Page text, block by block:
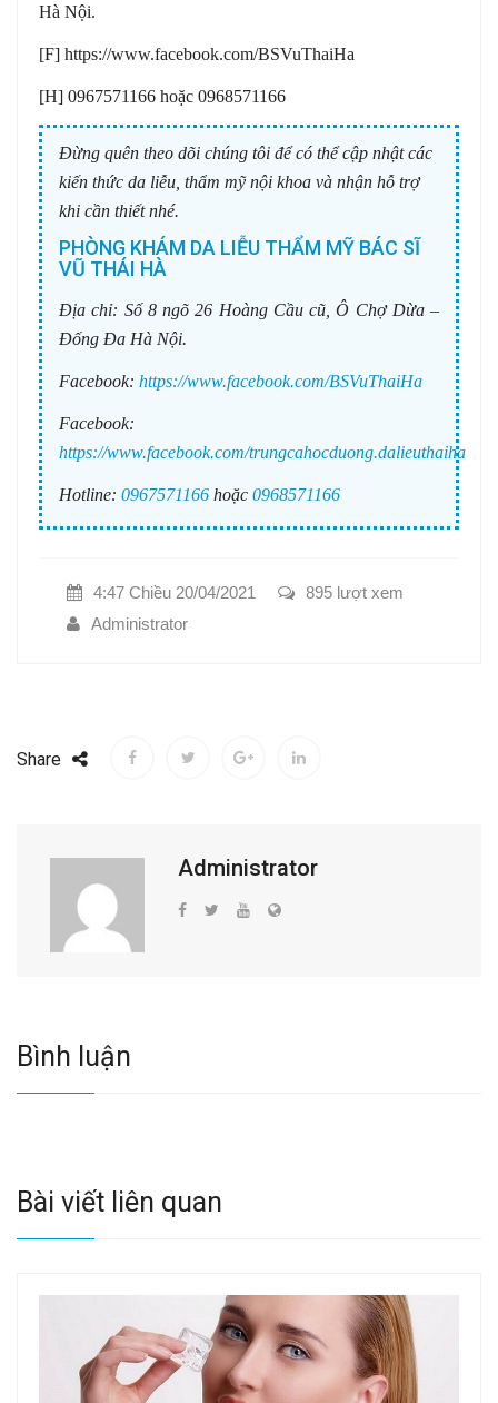
Hà Nội.
[F] https://www.facebook.com/BSVuThaiHa
[H] 0967571166 hoặc 0968571166
Đừng quên theo dõi chúng tôi để có thể cập nhật các
kiến thức da liễu, thẩm mỹ nội khoa và nhận hỗ trợ
khi cần thiết nhé.
PHÒNG KHÁM DA LIỄU THẨM MỸ BÁC SĨ
VŨ THÁI HÀ
Địa chỉ: Số 8 ngõ 26 Hoàng Cầu cũ, Ô Chợ Dừa –
Đống Đa Hà Nội.
Facebook: https://www.facebook.com/BSVuThaiHa
Facebook:
https://www.facebook.com/trungcahocduong.dalieuthaiha
Hotline: 0967571166 hoặc 0968571166
4:47 Chiều 20/04/2021
895 lượt xem
Administrator
Share
Administrator
Bình luận
Bài viết liên quan